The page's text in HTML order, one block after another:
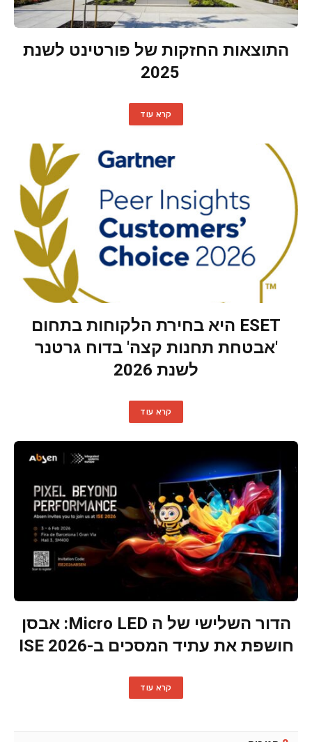
התוצאות החזקות של פורטינט לשנת
2025
קרא עוד
ESET היא בחירת הלקוחות בתחום
'אבטחת תחנות קצה' בדוח גרטנר
לשנת 2026
קרא עוד
הדור השלישי של ה Micro LED: אבסן
חושפת את עתיד המסכים ב-ISE 2026
קרא עוד